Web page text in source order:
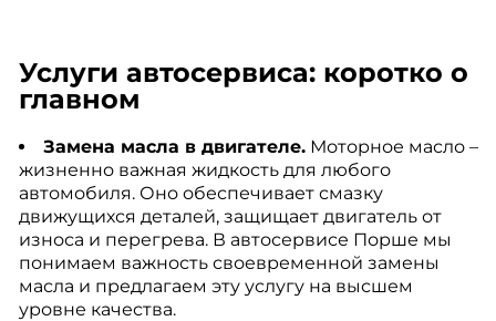
Услуги автосервиса: коротко о
главном
Замена масла в двигателе.Моторное масло –
жизненно важная жидкость для любого
автомобиля. Оно обеспечивает смазку
движущихся деталей, защищает двигатель от
износа и перегрева. В автосервисе Порше мы
понимаем важность своевременной замены
масла и предлагаем эту услугу на высшем
уровне качества.